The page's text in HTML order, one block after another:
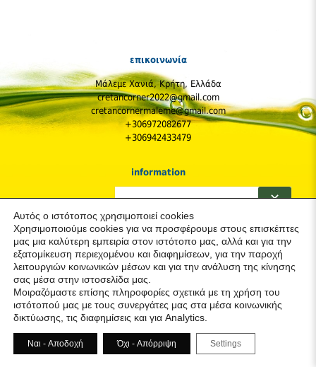
επικοινωνία
Μάλεμε Χανιά, Κρήτη, Ελλάδα
cretancorner2022@gmail.com
cretancornermaleme@gmail.com
+306972082677
+306942433479
information
Η Εταιρεία
Πολιτική Απορρήτου & Cookies (GDPR)
Παραγγελίες και Αποστολές
Κόστος Αποστολών
Πολιτική Επιστροφών
Προστασία & Ασφάλεια του Καταναλωτή
ακολουθήστε μας
✕
Αυτός ο ιστότοπος χρησιμοποιεί cookies
Χρησιμοποιούμε cookies για να προσφέρουμε στους επισκέπτες
μας μια καλύτερη εμπειρία στον ιστότοπο μας, αλλά και για την
εξατομίκευση περιεχομένου και διαφημίσεων, για την παροχή
λειτουργιών κοινωνικών μέσων και για την ανάλυση της κίνησης
σας μέσα στην ιστοσελίδα μας.
Μοιραζόμαστε επίσης πληροφορίες σχετικά με τη χρήση του
ιστότοπού μας με τους συνεργάτες μας στα μέσα κοινωνικής
δικτύωσης, τις διαφημίσεις και για Analytics.
Ναι - Αποδοχή Όχι - Απόρριψη Settings